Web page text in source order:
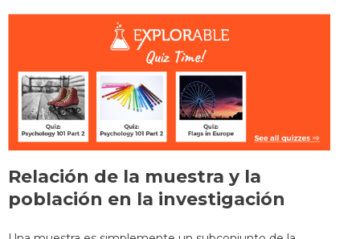
Relación de la muestra y la
población en la investigación